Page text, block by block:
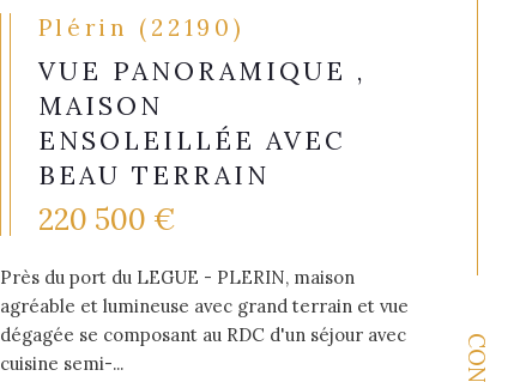
Plérin (22190)
VUE PANORAMIQUE ,
MAISON
ENSOLEILLÉE AVEC
BEAU TERRAIN
220 500 €
Près du port du LEGUE - PLERIN, maison
agréable et lumineuse avec grand terrain et vue
dégagée se composant au RDC d'un séjour avec
cuisine semi-...